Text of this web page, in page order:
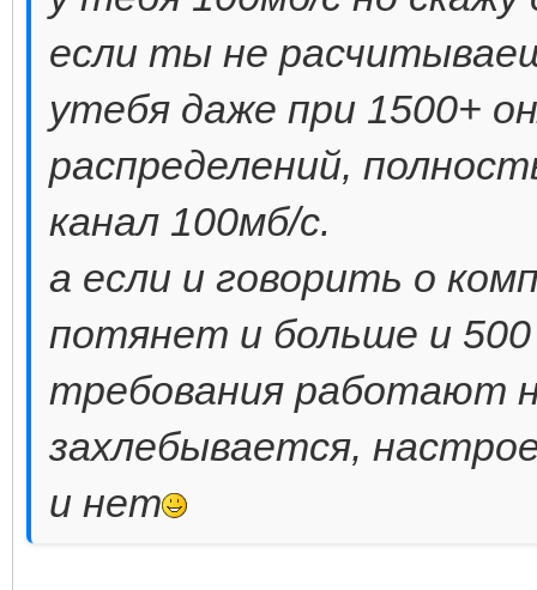
если ты не
утебя даже при 1500+
распределений,
канал 100мб/c.
а если и говорить о
потянет и больше и
требования работают
захлебывается,
и нет